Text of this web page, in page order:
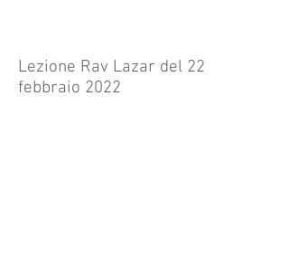
Lezione Rav Lazar del 22
febbraio 2022